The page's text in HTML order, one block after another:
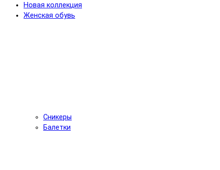
Новая коллекция
Женская обувь
Сникеры
Балетки